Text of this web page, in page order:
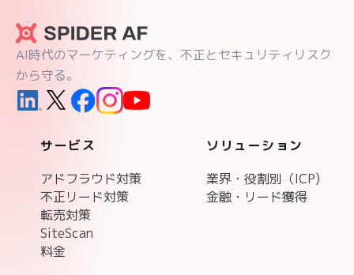
AI時代のマーケティングを、不正とセキュリティリスク
から守る。
サービス
アドフラウド対策
不正リード対策
転売対策
SiteScan
料金
ソリューション
業界・役割別（ICP)
金融・リード獲得